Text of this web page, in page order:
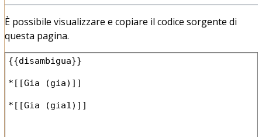
È possibile visualizzare e copiare il codice sorgente di
questa pagina.